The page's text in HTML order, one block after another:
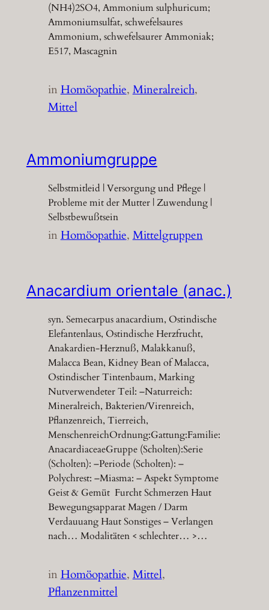
(NH4)2SO4, Ammonium sulphuricum;
Ammoniumsulfat, schwefelsaures
Ammonium, schwefelsaurer Ammoniak;
E517, Mascagnin
inHomöopathie, Mineralreich
Mittel
Ammoniumgruppe
Selbstmitleid | Versorgung und Pflege |
Probleme mit der Mutter | Zuwendung |
Selbstbewußtsein
inHomöopathie, Mittelgruppen
Anacardium orientale (anac.)
syn. Semecarpus anacardium, Ostindische
Elefantenlaus, Ostindische Herzfrucht,
Anakardien-Herznuß, Malakkanuß,
Malacca Bean, Kidney Bean of Malacca,
Ostindischer Tintenbaum, Marking
Nutverwendeter Teil: –Naturreich:
Mineralreich, Bakterien/Virenreich,
Pflanzenreich, Tierreich,
MenschenreichOrdnung:Gattung:Familie:
AnacardiaceaeGruppe (Scholten):Serie
(Scholten): –Periode (Scholten): –
Polychrest: –Miasma: – Aspekt Symptome
Geist & Gemüt Furcht Schmerzen Haut
Bewegungsapparat Magen / Darm
Verdauuang Haut Sonstiges – Verlangen
nach… Modalitäten < schlechter… >…
inHomöopathie, Mittel
Pflanzenmittel